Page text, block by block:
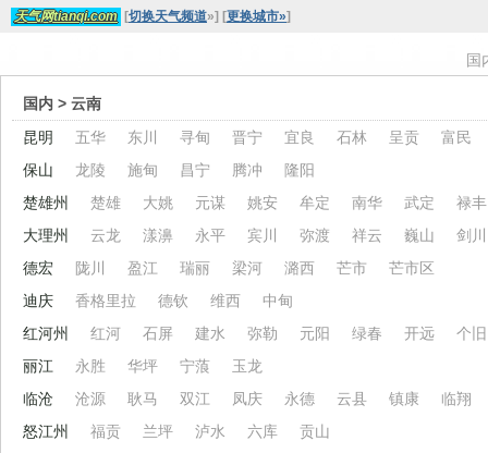
天气网tianqi.com [切换天气频道»] [更换城市»]
国
国内 > 云南
昆明
五华 东川 寻甸 晋宁 宜良 石林 呈贡
富民
保山
龙陵 施甸 昌宁 腾冲
隆阳
楚雄州
楚雄 大姚 元谋 姚安 牟定 南华 武定
禄丰
大理州
云龙 漾濞 永平 宾川 弥渡 祥云 巍山
剑川
德宏
陇川 盈江 瑞丽 梁河 潞西 芒市
芒市区
迪庆
香格里拉 德钦 维西
中甸
红河州
红河 石屏 建水 弥勒 元阳 绿春 开远
个旧
丽江
永胜 华坪 宁蒗
玉龙
临沧
沧源 耿马 双江 凤庆 永德 云县 镇康
临翔
怒江州
福贡 兰坪 泸水 六库
贡山